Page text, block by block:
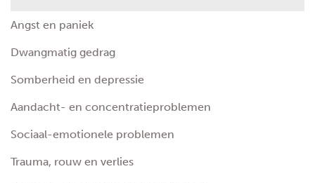
Angst en paniek
Dwangmatig gedrag
Somberheid en depressie
Aandacht- en concentratieproblemen
Sociaal-emotionele problemen
Trauma, rouw en verlies